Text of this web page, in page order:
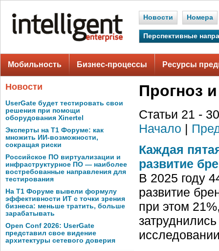
Новости Номера
Перспективные
Мобильность Бизнес-процессы Ресурсы
Новости
UserGate будет тестировать свои
решения при помощи
оборудования Xinertel
Эксперты на Т1 Форуме: как
множить ИИ-возможности,
сокращая риски
Российское ПО виртуализации и
инфраструктурное ПО — наиболее
востребованные направления для
тестирования
На Т1 Форуме вывели формулу
эффективности ИТ с точки зрения
бизнеса: меньше тратить, больше
зарабатывать
Open Conf 2026: UserGate
представил свое видение
архитектуры сетевого доверия
Прогноз
Статьи 21 -
Начало |
Каждая
развитие
В 2025 году
развитие
при этом